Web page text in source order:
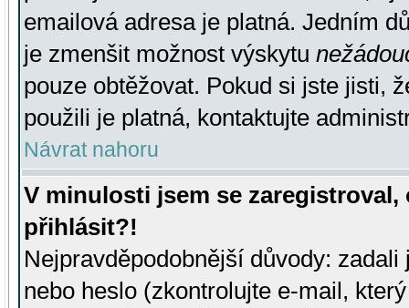
emailová adresa je platná. Jedním
je zmenšit možnost výskytu
pouze obtěžovat. Pokud si jste jisti,
použili je platná, kontaktujte
Návrat nahoru
V minulosti jsem se
přihlásit?!
Nejpravděpodobnější důvody:
nebo heslo (zkontrolujte e-mail,